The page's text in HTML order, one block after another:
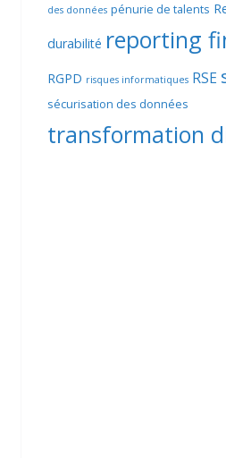
des données pénurie de talents
durabilité reporting
RGPD risques informatiques RSE
sécurisation des données
transformation